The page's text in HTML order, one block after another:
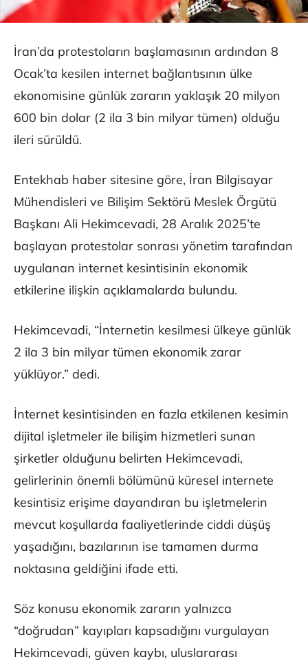
İran’da protestoların başlamasının ardından 8
Ocak’ta kesilen internet bağlantısının ülke
ekonomisine günlük zararın yaklaşık 20 milyon
600 bin dolar (2 ila 3 bin milyar tümen) olduğu
ileri sürüldü.
Entekhab haber sitesine göre, İran Bilgisayar
Mühendisleri ve Bilişim Sektörü Meslek Örgütü
Başkanı Ali Hekimcevadi, 28 Aralık 2025’te
başlayan protestolar sonrası yönetim tarafından
uygulanan internet kesintisinin ekonomik
etkilerine ilişkin açıklamalarda bulundu.
Hekimcevadi, “İnternetin kesilmesi ülkeye günlük
2 ila 3 bin milyar tümen ekonomik zarar
yüklüyor.” dedi.
İnternet kesintisinden en fazla etkilenen kesimin
dijital işletmeler ile bilişim hizmetleri sunan
şirketler olduğunu belirten Hekimcevadi,
gelirlerinin önemli bölümünü küresel internete
kesintisiz erişime dayandıran bu işletmelerin
mevcut koşullarda faaliyetlerinde ciddi düşüş
yaşadığını, bazılarının ise tamamen durma
noktasına geldiğini ifade etti.
Söz konusu ekonomik zararın yalnızca
“doğrudan” kayıpları kapsadığını vurgulayan
Hekimcevadi, güven kaybı, uluslararası